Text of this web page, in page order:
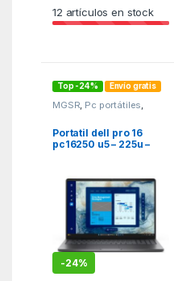
12 artículos en stock
Top -24% Envío gratis
MGSR Pc portátiles
Portatiles
Portatil dell pro 16
pc16250 u5 – 225u –
-24%